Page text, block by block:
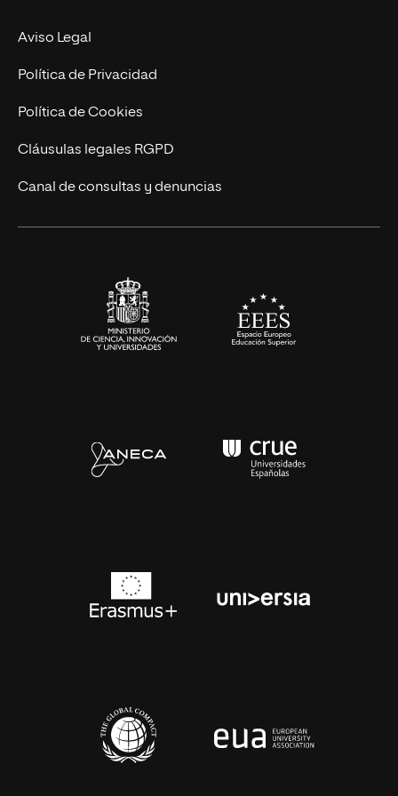
Experto Universitario
Postgrados
Cursos Universitarios
Nuestro Equipo
Trabaja en UNIR
Actualidad
UNIR Revista
Eventos
Aviso Legal
Política de Privacidad
Política de Cookies
Cláusulas legales RGPD
Canal de consultas y denuncias